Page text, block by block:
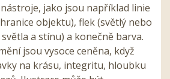
jako jsou například linie
objektu), flek (světlý nebo
a stínu) a konečně barva.
jsou vysoce ceněna, když
na krásu, integritu, hloubku